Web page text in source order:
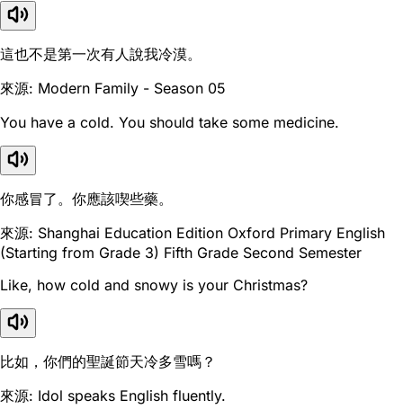
這也不是第一次有人說我冷漠。
來源: Modern Family - Season 05
You have a cold. You should take some medicine.
你感冒了。你應該喫些藥。
來源: Shanghai Education Edition Oxford Primary English
(Starting from Grade 3) Fifth Grade Second Semester
Like, how cold and snowy is your Christmas?
比如，你們的聖誕節天冷多雪嗎？
來源: Idol speaks English fluently.